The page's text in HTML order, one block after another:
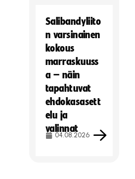
Salibandyliito
n varsinainen
kokous
marraskuuss
a – näin
tapahtuvat
ehdokasasett
elu ja
valinnat
04.08.2026